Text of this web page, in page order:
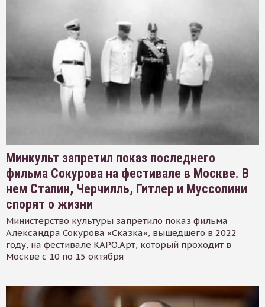
Минкульт запретил показ последнего
фильма Сокурова на фестивале в Москве. В
нем Сталин, Черчилль, Гитлер и Муссолини
спорят о жизни
Министерство культуры запретило показ фильма
Александра Сокурова «Сказка», вышедшего в 2022
году, на фестивале КАРО.Арт, который проходит в
Москве с 10 по 15 октября